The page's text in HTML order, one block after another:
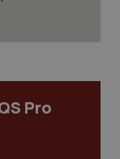
Pro
fruibile il
di